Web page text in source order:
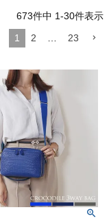
673件中 1-30件表示
1
2 23